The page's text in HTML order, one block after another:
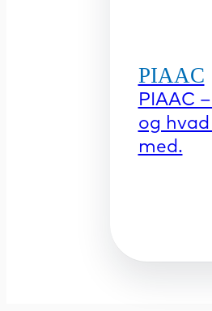
PIAAC
PIAAC
og
med.